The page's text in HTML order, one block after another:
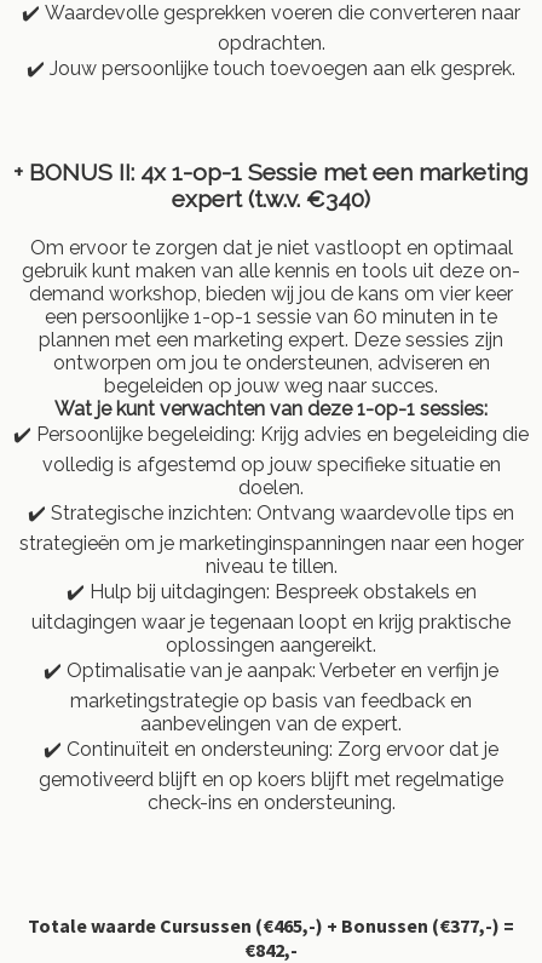
✔️ Waardevolle gesprekken voeren die converteren naar
opdrachten.
✔️ Jouw persoonlijke touch toevoegen aan elk gesprek.
+ BONUS II: 4x 1-op-1 Sessie met een marketing
expert (t.w.v. €340)
Om ervoor te zorgen dat je niet vastloopt en optimaal
gebruik kunt maken van alle kennis en tools uit deze on-
demand workshop, bieden wij jou de kans om vier keer
een persoonlijke 1-op-1 sessie van 60 minuten in te
plannen met een marketing expert. Deze sessies zijn
ontworpen om jou te ondersteunen, adviseren en
begeleiden op jouw weg naar succes.
Wat je kunt verwachten van deze 1-op-1 sessies:
✔️ Persoonlijke begeleiding: Krijg advies en begeleiding die
volledig is afgestemd op jouw specifieke situatie en
doelen.
✔️ Strategische inzichten: Ontvang waardevolle tips en
strategieën om je marketinginspanningen naar een hoger
niveau te tillen.
✔️ Hulp bij uitdagingen: Bespreek obstakels en
uitdagingen waar je tegenaan loopt en krijg praktische
oplossingen aangereikt.
✔️ Optimalisatie van je aanpak: Verbeter en verfijn je
marketingstrategie op basis van feedback en
aanbevelingen van de expert.
✔️ Continuïteit en ondersteuning: Zorg ervoor dat je
gemotiveerd blijft en op koers blijft met regelmatige
check-ins en ondersteuning.
Totale waarde Cursussen (€465,-) + Bonussen (€377,-) =
€842,-